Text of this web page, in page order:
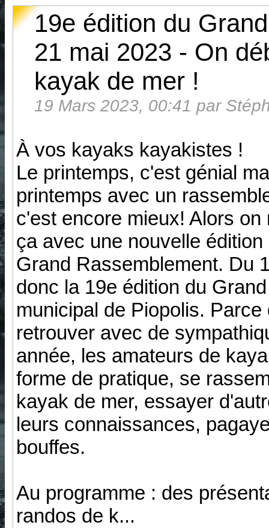
19e édition du
21 mai 2023 - On
kayak de mer !
19 Mars 2023, 00:41 par
À vos kayaks kayakistes !
Le printemps, c'est génial
printemps avec un
c'est encore mieux! Alors on
ça avec une nouvelle édition
Grand Rassemblement. Du
donc la 19e édition du
municipal de Piopolis.
retrouver avec de
année, les amateurs de
forme de pratique, se
kayak de mer, essayer
leurs connaissances,
bouffes.
Au programme : des
randos de k...